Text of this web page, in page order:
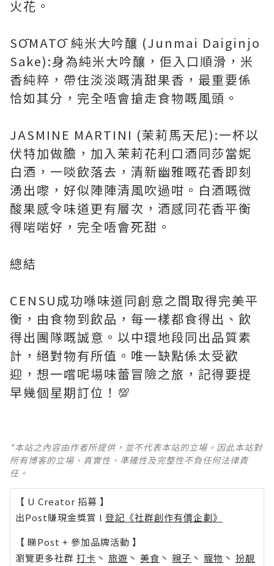
火花。
SŌMATŌ 純米大吟釀 (Junmai Daiginjo
Sake):身為純米大吟釀，佢入口順滑，米
香純粹，帶住淡淡嘅清甜果香，最重要係
恰如其分，完全唔會搶走食物嘅風頭。
JASMINE MARTINI (茉莉馬天尼):一杯以
伏特加做膽，加入茉莉花利口酒同莎當妮
白酒，一啖飲落去，清新幽雅嘅花香即刻
湧出嚟，好似陣陣清風吹過咁。白酒嘅微
酸果感令味道更有層次，酒感同花香平衡
得啱啱好，完全唔會死甜。
總結
CENSU成功喺味道同創意之間取得完美平
衡，由食物到飲品，每一樣都食得出、飲
得出團隊嘅誠意。以中環地段同出品質素
計，絕對物有所值。唯一缺點係太受歡
迎，想一嚐呢場味蕾冒險之旅，記得要提
早幾個星期訂位！💯
*本站之內容由作者所提供，並不代表本站的立場。因此本站對
所有博客的立場、真實性、準確性及完整性不負任何法律責
任。
【 U Creator 招募 】
出Post賺現金獎賞 l 登記《社群創作有價企劃》
【 睇Post + 參加品牌活動 】
瀏覽更多社群 打卡 丶 旅遊 丶 美食 丶 親子 丶 寵物 丶 扮靚